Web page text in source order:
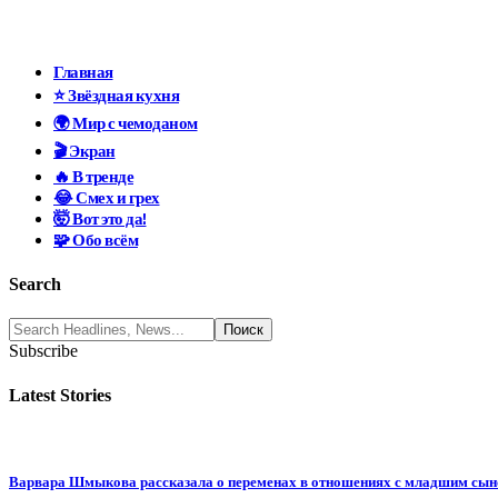
Главная
⭐ Звёздная кухня
🌍 Мир с чемоданом
🎬 Экран
🔥 В тренде
😂 Смех и грех
🤯 Вот это да!
🧩 Обо всём
Search
Subscribe
Latest Stories
Варвара Шмыкова рассказала о переменах в отношениях с младшим